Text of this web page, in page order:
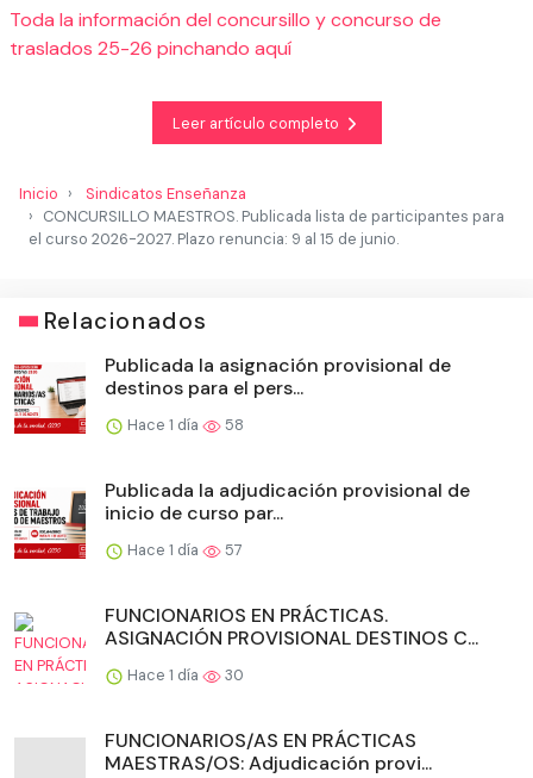
Toda la información del concursillo y concurso de
traslados 25-26 pinchando aquí
Leer artículo completo
Inicio
Sindicatos Enseñanza
CONCURSILLO MAESTROS. Publicada lista de participantes para
el curso 2026-2027. Plazo renuncia: 9 al 15 de junio.
Relacionados
Publicada la asignación provisional de
destinos para el pers...
Hace 1 día 58
Publicada la adjudicación provisional de
inicio de curso par...
Hace 1 día 57
FUNCIONARIOS EN PRÁCTICAS.
ASIGNACIÓN PROVISIONAL DESTINOS C...
Hace 1 día 30
FUNCIONARIOS/AS EN PRÁCTICAS
MAESTRAS/OS: Adjudicación provi...